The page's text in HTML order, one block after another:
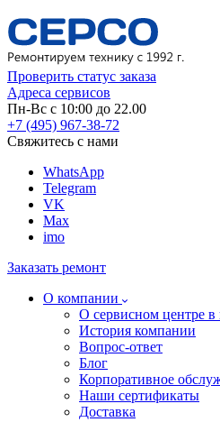
Проверить статус заказа
Адреса сервисов
Пн-Вс с 10:00 до 22.00
+7 (495) 967-38-72
Свяжитесь с нами
WhatsApp
Telegram
VK
Max
imo
Заказать ремонт
О компании
О сервисном центре в
История компании
Вопрос-ответ
Блог
Корпоративное
Наши сертификаты
Доставка